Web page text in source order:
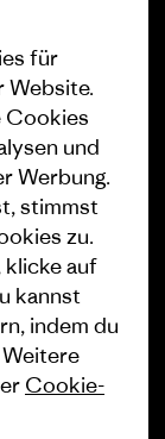
für
Website.
Cookies
und
Werbung.
stimmst
zu.
klicke auf
kannst
indem du
Cookie-